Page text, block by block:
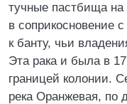
тучные пастбища на
в соприкосновение
к банту, чьи
Эта рака и была в
границей колонии.
река Оранжевая, по